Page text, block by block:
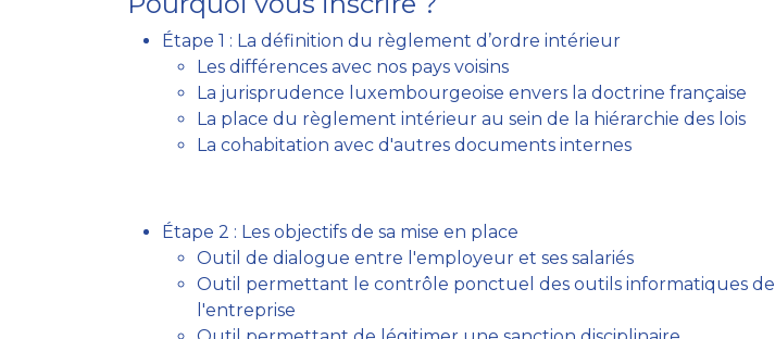
Étape 1 : La définition du règlement d’ordre intérieur
Les différences avec nos pays voisins
La jurisprudence luxembourgeoise envers la doctrine française
La place du règlement intérieur au sein de la hiérarchie des lois
La cohabitation avec d'autres documents internes
Étape 2 : Les objectifs de sa mise en place
Outil de dialogue entre l'employeur et ses salariés
Outil permettant le contrôle ponctuel des outils informatiques de
l'entreprise